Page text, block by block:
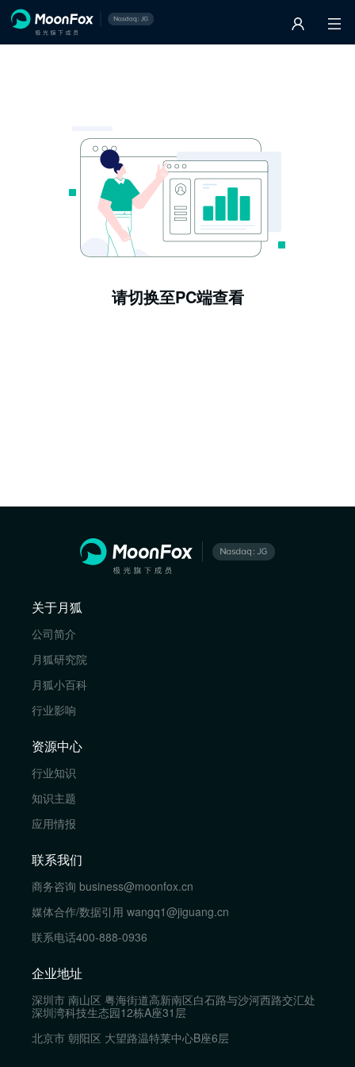
请切换至PC端查看
关于月狐
公司简介
月狐研究院
月狐小百科
行业影响
资源中心
行业知识
知识主题
应用情报
联系我们
商务咨询 business@moonfox.cn
媒体合作/数据引用 wangq1@jiguang.cn
联系电话400-888-0936
企业地址
深圳市 南山区 粤海街道高新南区白石路与沙河西路交汇处
深圳湾科技生态园12栋A座31层
北京市 朝阳区 大望路温特莱中心B座6层